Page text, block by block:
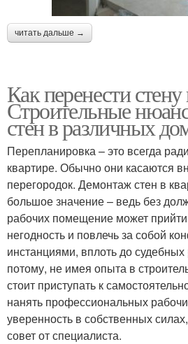
читать дальше →
Как перенести
Строительные
стен в различных
Перепланировка – это всегда
квартире. Обычно они касаются
перегородок. Демонтаж стен в
большое значение – ведь без
рабочих помещение может
негодность и повлечь за собой
инстанциями, вплоть до судебных
потому, не имея опыта в
стоит приступать к
нанять профессиональных
уверенность в собственных
совет от специалиста.